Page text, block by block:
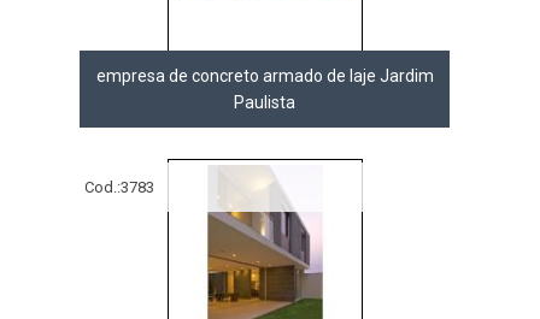
empresa de concreto armado de laje Jardim
Paulista
Cod.:3783